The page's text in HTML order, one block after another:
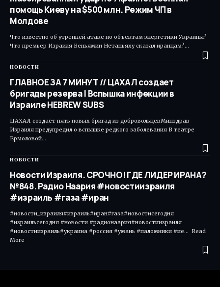
помощь Киеву на $500 млн. Режим ЧП в
Молдове
Что известно об утренней атаке по объектам энергетики Украины?
Что премьер Израиля Беньямин Нетаньяху сказал иранцам?…
НОВОСТИ
ГЛАВНОЕ ЗА 7 МИНУТ // ЦАХАЛ создает
бригады резерва | Вспышка инфекции в
Израиле HEBREW SUBS
ЦАХАЛ создаёт пять новых бригад из добровольцевМинздрав
Израиля предупредил о вспышке редкого заболевания В театре
Ермоловой…
НОВОСТИ
Новости Израиля. СРОЧНО! ГДЕ ЛИДЕР ИРАНА?
№848. Радио Наария #новостиизраиля
#израиль #газа #иран
#новости_израиля#израиль#иран#газа#новостисегодня
#израильсегодня #новости #радионаария#новостиизраиля
#новостиизраиль#украина #россия #умань #паломники #ие... Read
More ​